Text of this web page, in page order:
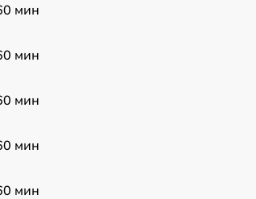
мин
мин
мин
мин
мин